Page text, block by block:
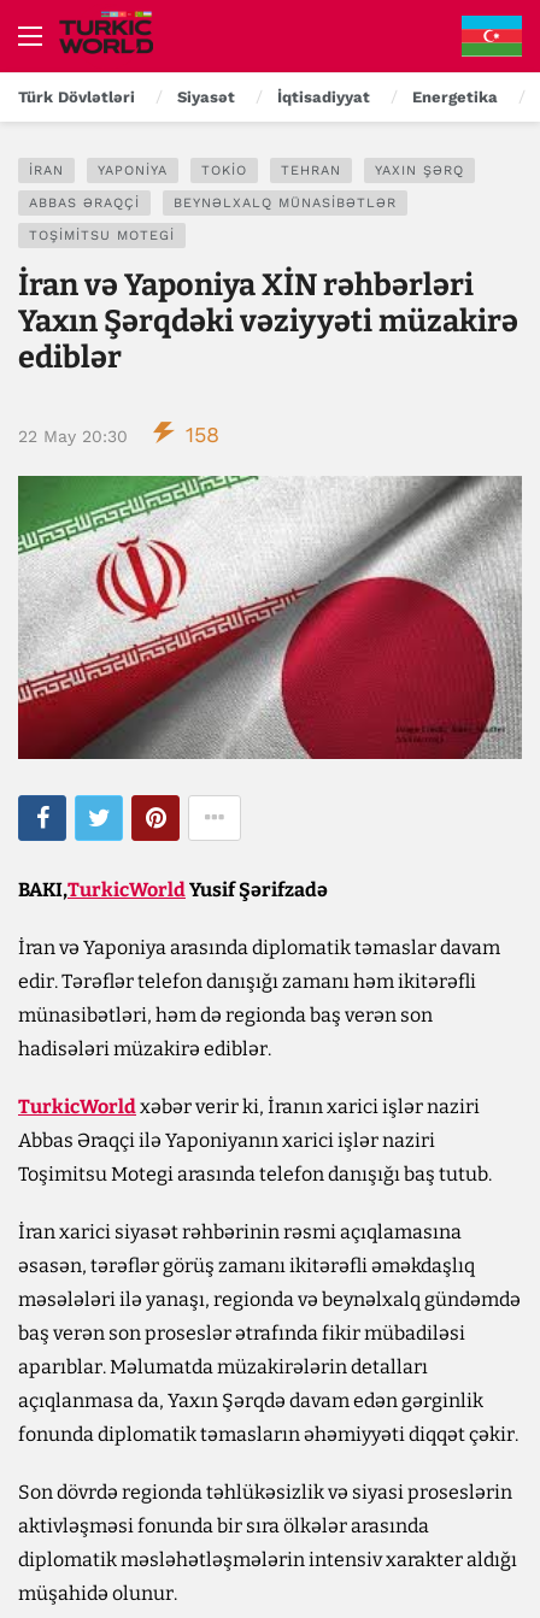
Türk Dövlətləri Siyasət İqtisadiyyat Energetika
İRAN YAPONIYA TOKIO TEHRAN YAXIN ŞƏRQ
ABBAS ƏRAQÇI BEYNƏLXALQ MÜNASIBƏTLƏR
TOŞIMITSU MOTEGI
İran və Yaponiya XİN rəhbərləri
Yaxın Şərqdəki vəziyyəti müzakirə
ediblər
22 May 20:30 158
BAKI,TurkicWorldYusif Şərifzadə
İran və Yaponiya arasında diplomatik təmaslar davam
edir. Tərəflər telefon danışığı zamanı həm ikitərəfli
münasibətləri, həm də regionda baş verən son
hadisələri müzakirə ediblər.
TurkicWorldxəbər verir ki, İranın xarici işlər naziri
Abbas Əraqçi ilə Yaponiyanın xarici işlər naziri
Toşimitsu Motegi arasında telefon danışığı baş tutub.
İran xarici siyasət rəhbərinin rəsmi açıqlamasına
əsasən, tərəflər görüş zamanı ikitərəfli əməkdaşlıq
məsələləri ilə yanaşı, regionda və beynəlxalq gündəmdə
baş verən son proseslər ətrafında fikir mübadiləsi
aparıblar. Məlumatda müzakirələrin detalları
açıqlanmasa da, Yaxın Şərqdə davam edən gərginlik
fonunda diplomatik təmasların əhəmiyyəti diqqət çəkir.
Son dövrdə regionda təhlükəsizlik və siyasi proseslərin
aktivləşməsi fonunda bir sıra ölkələr arasında
diplomatik məsləhətləşmələrin intensiv xarakter aldığı
müşahidə olunur.